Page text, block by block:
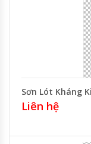
Sơn Lót Kháng
Liên hệ